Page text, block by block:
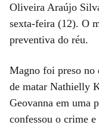
Oliveira Araújo
sexta-feira (12). O
preventiva do réu.
Magno foi preso no
de matar Nathielly
Geovanna em uma
confessou o crime